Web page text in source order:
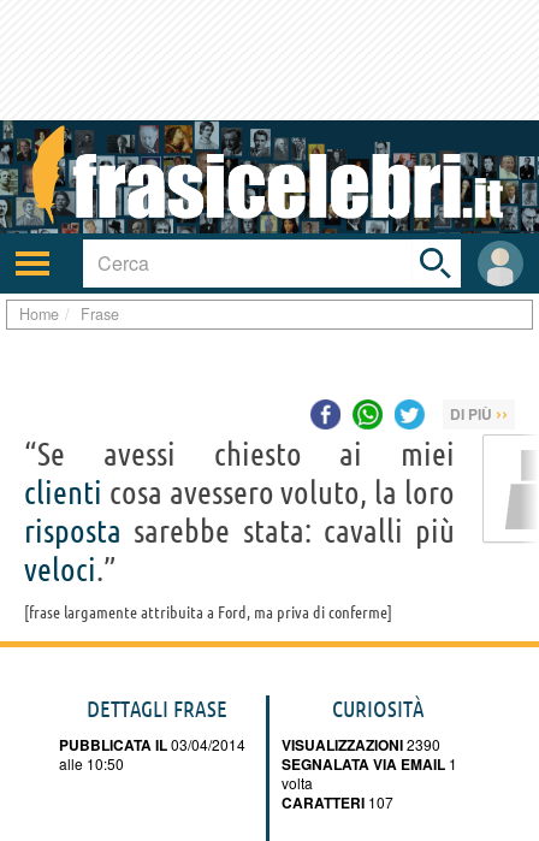
Attiva/disattiva
navigazione
User
area
Toggle
search
bar
Home Frase
DI PIÙ ››
“Se avessi chiesto ai miei
clienti cosa avessero voluto, la loro
risposta sarebbe stata: cavalli più
veloci.”
frase largamente attribuita a Ford, ma priva di conferme
DETTAGLI FRASE
PUBBLICATA IL03/04/2014
alle 10:50
CURIOSITÀ
VISUALIZZAZIONI2390
SEGNALATA VIA EMAIL 1
volta
CARATTERI 107